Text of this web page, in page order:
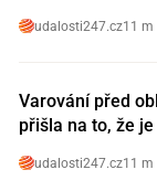
udalosti247.cz11 m
Varování před
přišla na to, že
udalosti247.cz11 m